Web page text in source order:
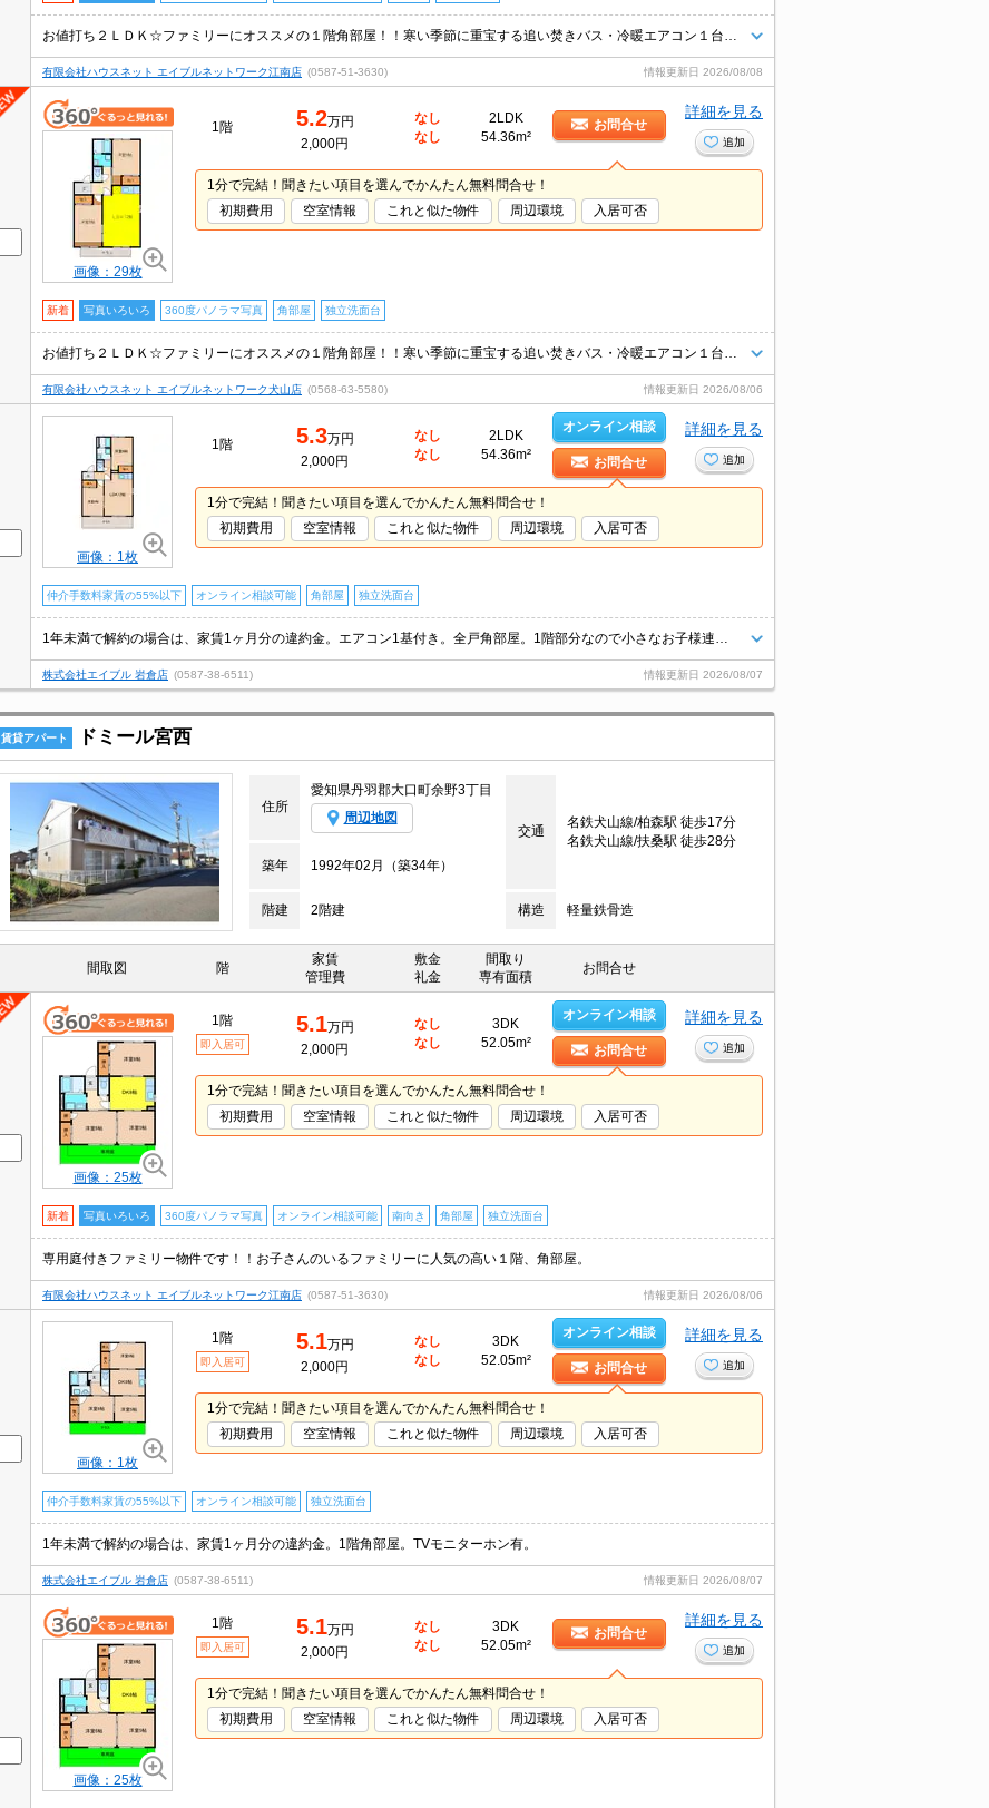
有限会社ハウスネット エイブルネットワーク江南店 (0587-51-3630) 情報更新日 2026/08/08
画像：29枚
1階 5.2万円
2,000円
なし
なし
2LDK
54.36m²
お問合せ
詳細を見る
追加
1分で完結！聞きたい項目を選んでかんたん無料問合せ！
初期費用
空室情報 これと似た物件 周辺環境 入居可否
新着 写真いろいろ 360度パノラマ写真 角部屋 独立洗面台
有限会社ハウスネット エイブルネットワーク犬山店 (0568-63-5580) 情報更新日 2026/08/06
画像：1枚
1階 5.3万円
2,000円
なし
なし
2LDK
54.36m²
オンライン相談
お問合せ
詳細を見る
追加
1分で完結！聞きたい項目を選んでかんたん無料問合せ！
初期費用
空室情報 これと似た物件 周辺環境 入居可否
仲介手数料家賃の55%以下 オンライン相談可能 角部屋 独立洗面台
株式会社エイブル 岩倉店 (0587-38-6511) 情報更新日 2026/08/07
賃貸アパート ドミール宮西
住所
愛知県丹羽郡大口町余野3丁目
周辺地図
交通
名鉄犬山線/柏森駅 徒歩17分
名鉄犬山線/扶桑駅 徒歩28分
築年
1992年02月（築34年）
階建 2階建 構造 軽量鉄骨造
間取図 階
家賃
管理費
敷金
礼金
間取り
専有面積
お問合せ
画像：25枚
1階
即入居可
5.1万円
2,000円
なし
なし
3DK
52.05m²
オンライン相談
お問合せ
詳細を見る
追加
1分で完結！聞きたい項目を選んでかんたん無料問合せ！
初期費用
空室情報 これと似た物件 周辺環境 入居可否
新着 写真いろいろ 360度パノラマ写真 オンライン相談可能 南向き 角部屋 独立洗面台
専用庭付きファミリー物件です！！お子さんのいるファミリーに人気の高い１階、角部屋。
有限会社ハウスネット エイブルネットワーク江南店 (0587-51-3630) 情報更新日 2026/08/06
画像：1枚
1階
即入居可
5.1万円
2,000円
なし
なし
3DK
52.05m²
オンライン相談
お問合せ
詳細を見る
追加
1分で完結！聞きたい項目を選んでかんたん無料問合せ！
初期費用
空室情報 これと似た物件 周辺環境 入居可否
仲介手数料家賃の55%以下 オンライン相談可能 独立洗面台
1年未満で解約の場合は、家賃1ヶ月分の違約金。1階角部屋。TVモニターホン有。
株式会社エイブル 岩倉店 (0587-38-6511) 情報更新日 2026/08/07
画像：25枚
1階
即入居可
5.1万円
2,000円
なし
なし
3DK
52.05m²
お問合せ
詳細を見る
追加
1分で完結！聞きたい項目を選んでかんたん無料問合せ！
初期費用
空室情報 これと似た物件 周辺環境 入居可否